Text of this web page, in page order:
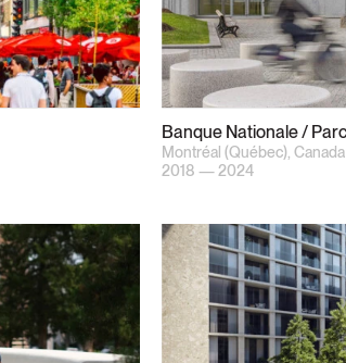
Banque Nationale /
Montréal (Québec), Canada
2018 — 2024